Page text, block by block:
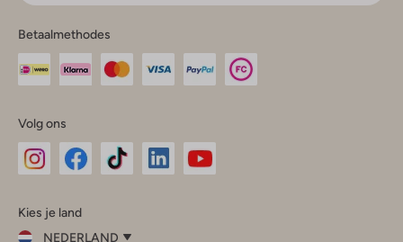
Betaalmethodes
Volg ons
InstagramFacebook
Kies je land
NEDERLAND